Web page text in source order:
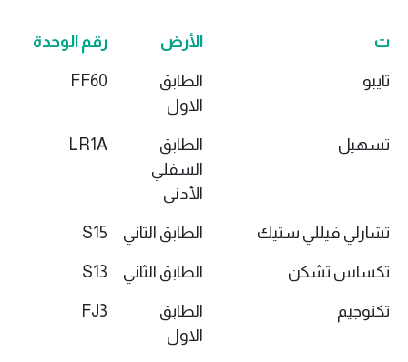
ت الأرض رقم الوحدة
تايبو
الطابق
الاول
FF60
تسهيل
الطابق
السفلي
الأدنى
LR1A
تشارلي فيللي ستيك الطابق الثاني S15
تكساس تشكن الطابق الثاني S13
تكنوجيم
الطابق
الاول
FJ3